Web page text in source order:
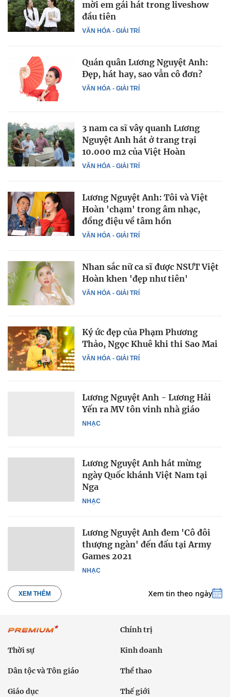
VĂN HÓA - GIẢI TRÍ
mời em gái hát trong liveshow
đầu tiên
VĂN HÓA - GIẢI TRÍ
Quán quân Lương Nguyệt Anh:
Đẹp, hát hay, sao vẫn cô đơn?
VĂN HÓA - GIẢI TRÍ
3 nam ca sĩ vây quanh Lương
Nguyệt Anh hát ở trang trại
10.000 m2 của Việt Hoàn
VĂN HÓA - GIẢI TRÍ
Lương Nguyệt Anh: Tôi và Việt
Hoàn 'chạm' trong âm nhạc,
đồng điệu về tâm hồn
VĂN HÓA - GIẢI TRÍ
Nhan sắc nữ ca sĩ được NSƯT Việt
Hoàn khen 'đẹp như tiên'
VĂN HÓA - GIẢI TRÍ
Ký ức đẹp của Phạm Phương
Thảo, Ngọc Khuê khi thi Sao Mai
NHẠC
Lương Nguyệt Anh - Lương Hải
Yến ra MV tôn vinh nhà giáo
NHẠC
Lương Nguyệt Anh hát mừng
ngày Quốc khánh Việt Nam tại
Nga
NHẠC
Lương Nguyệt Anh đem 'Cô đôi
thượng ngàn' đến đấu tại Army
Games 2021
XEM THÊM Xem tin theo ngày
Chính trị
Thời sự Kinh doanh
Dân tộc và Tôn giáo Thể thao
Giáo dục Thế giới